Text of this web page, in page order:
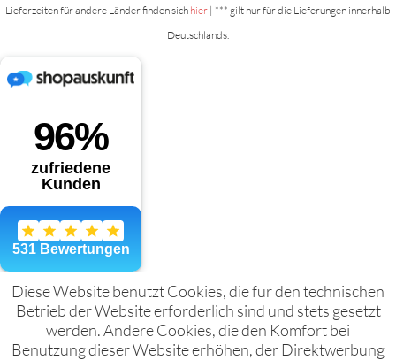
Lieferzeiten für andere Länder finden sich hier | *** gilt nur für die Lieferungen innerhalb
Deutschlands.
Diese Website benutzt Cookies, die für den technischen
Betrieb der Website erforderlich sind und stets gesetzt
werden. Andere Cookies, die den Komfort bei
Benutzung dieser Website erhöhen, der Direktwerbung